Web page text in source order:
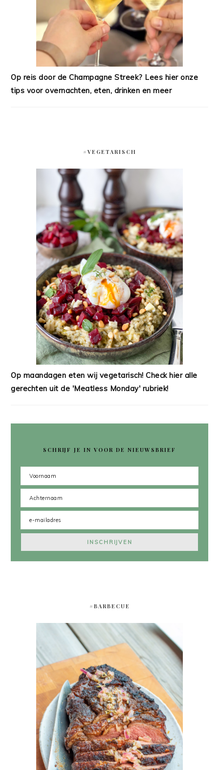
Op reis door de Champagne Streek? Lees hier onze
tips voor overnachten, eten, drinken en meer
#VEGETARISCH
Op maandagen eten wij vegetarisch! Check hier alle
gerechten uit de 'Meatless Monday' rubriek!
SCHRIJF JE IN VOOR DE NIEUWSBRIEF
#BARBECUE